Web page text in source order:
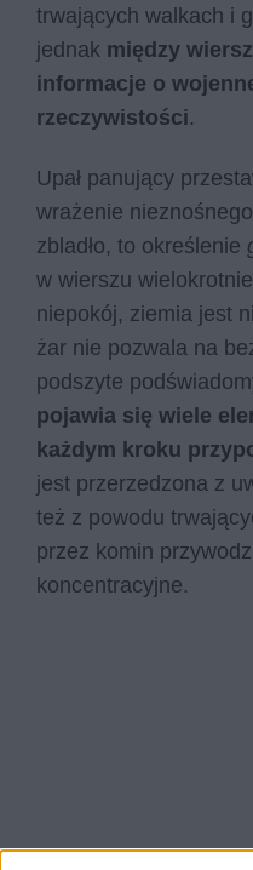
trwających walkach i
jednak między
informacje o
rzeczywistości.
Upał panujący
wrażenie
zbladło, to określenie
w wierszu
niepokój, ziemia jest
żar nie pozwala na
podszyte
pojawia się wiele
każdym kroku
jest przerzedzona z
też z powodu
przez komin
koncentracyjne.